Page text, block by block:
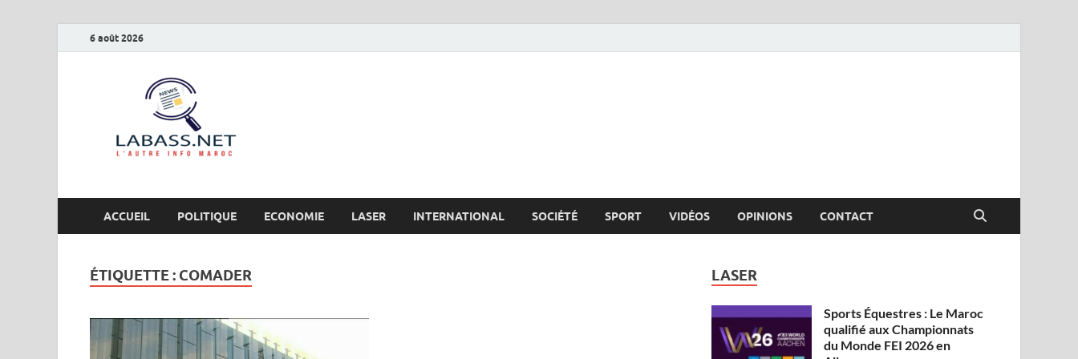
6 août 2026
ACCUEIL POLITIQUE ECONOMIE LASER INTERNATIONAL SOCIÉTÉ SPORT VIDÉOS OPINIONS CONTACT
ÉTIQUETTE : COMADER LASER
Sports Équestres : Le Maroc
qualifié aux Championnats
du Monde FEI 2026 en